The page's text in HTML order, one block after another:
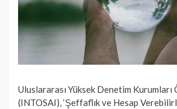
Uluslararası Yüksek Denetim Kurumları
(INTOSAI), ‘Şeffaflık ve Hesap